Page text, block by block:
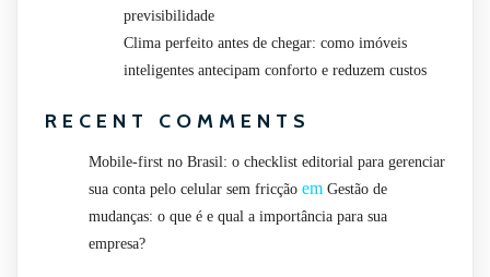
previsibilidade
Clima perfeito antes de chegar: como imóveis
inteligentes antecipam conforto e reduzem custos
RECENT COMMENTS
Mobile-first no Brasil: o checklist editorial para gerenciar
sua conta pelo celular sem fricção em Gestão de
mudanças: o que é e qual a importância para sua
empresa?